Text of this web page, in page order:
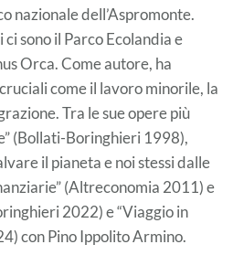
nazionale dell’Aspromonte.
sono il Parco Ecolandia e
Orca. Come autore, ha
come il lavoro minorile, la
Tra le sue opere più
(Bollati-Boringhieri 1998),
il pianeta e noi stessi dalle
(Altreconomia 2011) e
2022) e “Viaggio in
con Pino Ippolito Armino.